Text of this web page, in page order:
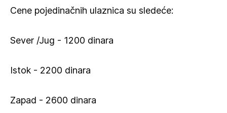
Cene pojedinačnih ulaznica su sledeće:
Sever /Jug - 1200 dinara
Istok - 2200 dinara
Zapad - 2600 dinara